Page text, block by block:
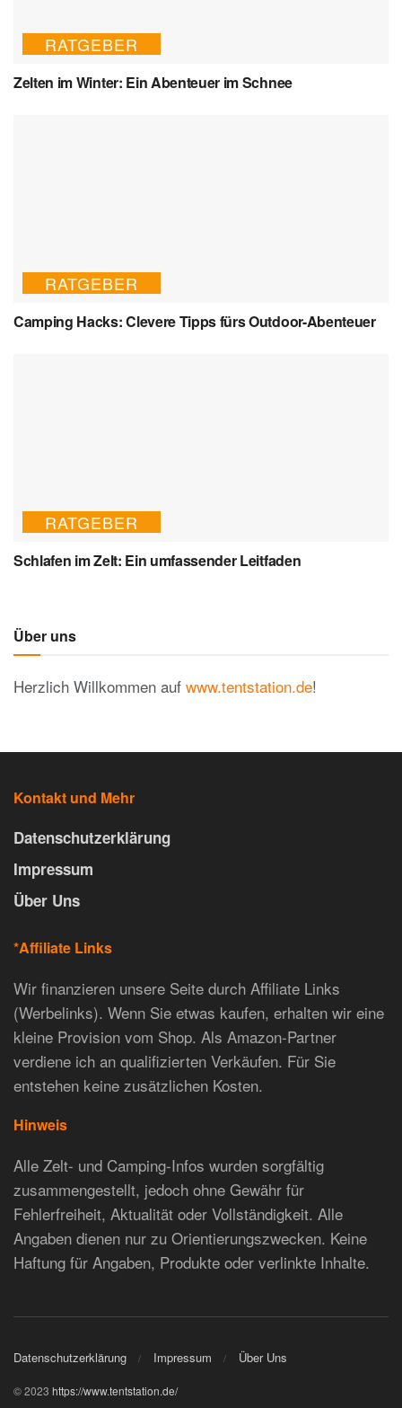
RATGEBER
Zelten im Winter: Ein Abenteuer im Schnee
RATGEBER
Camping Hacks: Clevere Tipps fürs Outdoor-Abenteuer
RATGEBER
Schlafen im Zelt: Ein umfassender Leitfaden
Über uns
Herzlich Willkommen auf www.tentstation.de!
Kontakt und Mehr
Datenschutzerklärung
Impressum
Über Uns
*Affiliate Links
Wir finanzieren unsere Seite durch Affiliate Links
(Werbelinks). Wenn Sie etwas kaufen, erhalten wir eine
kleine Provision vom Shop. Als Amazon-Partner
verdiene ich an qualifizierten Verkäufen. Für Sie
entstehen keine zusätzlichen Kosten.
Hinweis
Alle Zelt- und Camping-Infos wurden sorgfältig
zusammengestellt, jedoch ohne Gewähr für
Fehlerfreiheit, Aktualität oder Vollständigkeit. Alle
Angaben dienen nur zu Orientierungszwecken. Keine
Haftung für Angaben, Produkte oder verlinkte Inhalte.
Datenschutzerklärung Impressum Über Uns
© 2023 https://www.tentstation.de/